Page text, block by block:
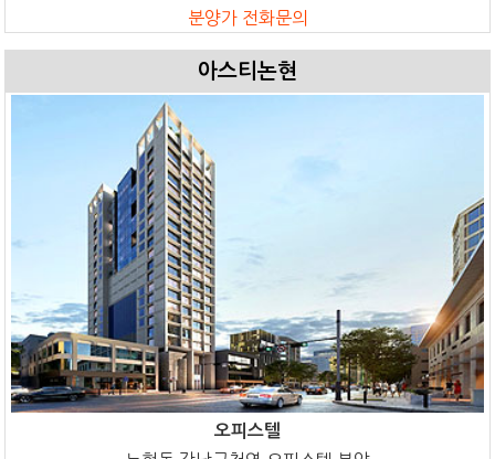
분양가 전화문의
아스티논현
오피스텔